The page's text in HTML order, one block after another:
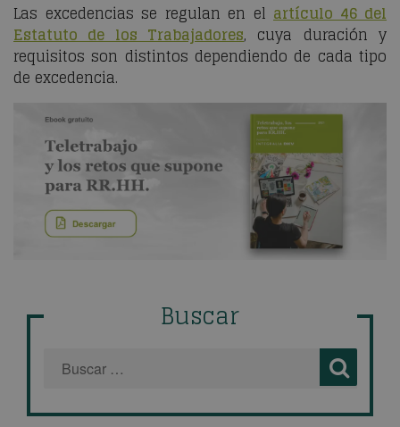
Las excedencias se regulan en el artículo 46 del
Estatuto de los Trabajadores, cuya duración y
requisitos son distintos dependiendo de cada tipo
de excedencia.
Buscar